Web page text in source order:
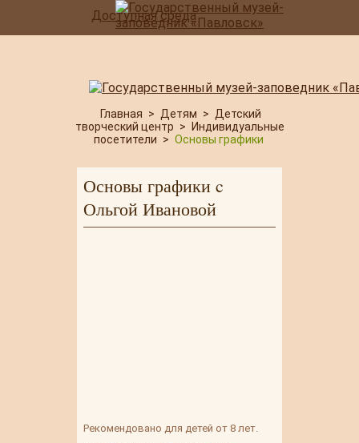
Доступная среда
Главная > Детям > Детский
творческий центр >
Индивидуальные
посетители > Основы графики
Основы графики c
Ольгой Ивановой
Рекомендовано для детей от 8 лет.